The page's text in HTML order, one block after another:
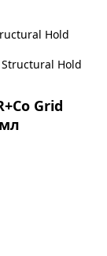
Hold
Grid